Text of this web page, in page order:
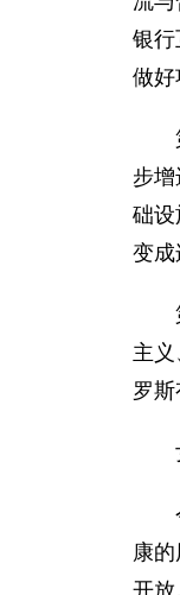
银
做好
第
步
础设
变成
第
主
罗斯
女
今
康
开